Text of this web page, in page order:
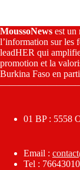
MoussoNews est un
l’information sur les
leadHER qui
promotion et la
Burkina Faso en
————————–
01 BP : 5558
Email :
Tel : 76643010